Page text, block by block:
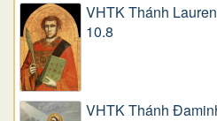
VHTK Thánh
10.8
VHTK Thánh